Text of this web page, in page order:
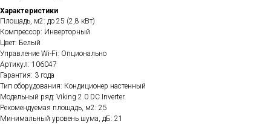
Характеристики
Площадь, м2: до 25 (2,8 кВт)
Компрессор: Инверторный
Цвет: Белый
Управление Wi-Fi: Опционально
Артикул: 106047
Гарантия: 3 года
Тип оборудования: Кондиционер настенный
Модельный ряд: Viking 2.0 DC Inverter
Рекомендуемая площадь, м2: 25
Минимальный уровень шума, дБ: 21